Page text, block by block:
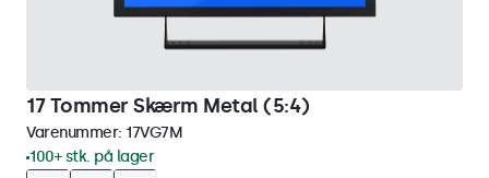
17 Tommer Skærm Metal (5:4)
Varenummer: 17VG7M
100+ stk. på lager